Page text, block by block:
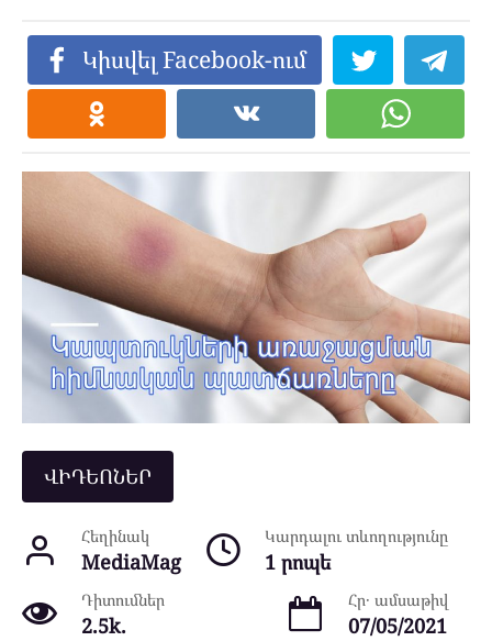
Կիսվել Facebook-ում
ՎԻԴԵՈՆԵՐ
Հեղինակ
MediaMag
Կարդալու տևողությունը
1 րոպե
Դիտումներ
2.5k.
Հր․ ամսաթիվ
07/05/2021